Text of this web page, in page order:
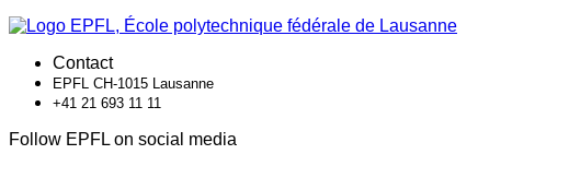
Contact
EPFL CH-1015 Lausanne
+41 21 693 11 11
Follow EPFL on social media